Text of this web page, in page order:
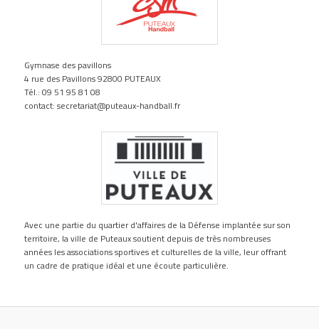
Gymnase des pavillons
4 rue des Pavillons 92800 PUTEAUX
Tél.: 09 51 95 81 08
contact: secretariat@puteaux-handball.fr
Avec une partie du quartier d'affaires de la Défense implantée sur son
territoire, la ville de Puteaux soutient depuis de très nombreuses
années les associations sportives et culturelles de la ville, leur offrant
un cadre de pratique idéal et une écoute particulière.